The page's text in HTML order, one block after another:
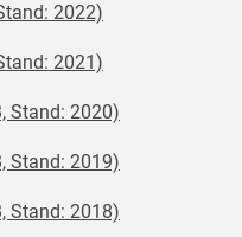
2022)
2021)
Stand: 2020)
Stand: 2019)
Stand: 2018)